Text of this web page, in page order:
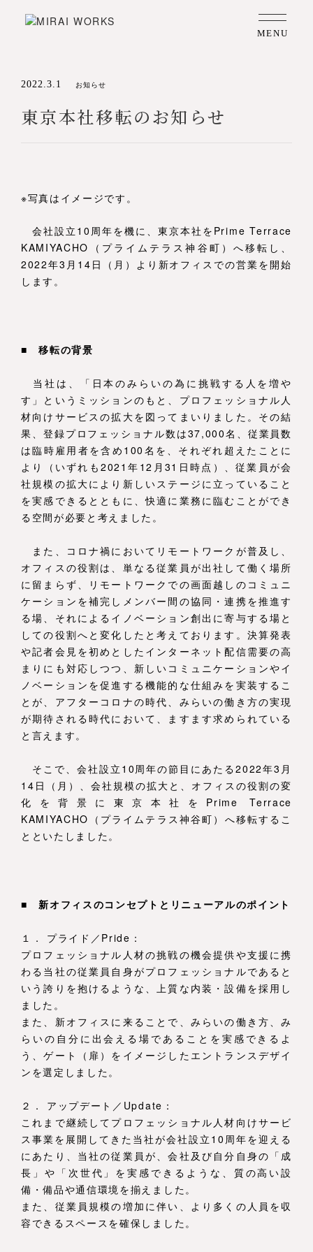
MENU
2022.3.1 お知らせ
東京本社移転のお知らせ
※写真はイメージです。
会社設立10周年を機に、東京本社をPrime Terrace
KAMIYACHO（プライムテラス神谷町）へ移転し、
2022年3月14日（月）より新オフィスでの営業を開始
します。
■ 移転の背景
当社は、「日本のみらいの為に挑戦する人を増や
す」というミッションのもと、プロフェッショナル人
材向けサービスの拡大を図ってまいりました。その結
果、登録プロフェッショナル数は37,000名、従業員数
は臨時雇用者を含め100名を、それぞれ超えたことに
より（いずれも2021年12月31日時点）、従業員が会
社規模の拡大により新しいステージに立っていること
を実感できるとともに、快適に業務に臨むことができ
る空間が必要と考えました。
また、コロナ禍においてリモートワークが普及し、
オフィスの役割は、単なる従業員が出社して働く場所
に留まらず、リモートワークでの画面越しのコミュニ
ケーションを補完しメンバー間の協同・連携を推進す
る場、それによるイノベーション創出に寄与する場と
しての役割へと変化したと考えております。決算発表
や記者会見を初めとしたインターネット配信需要の高
まりにも対応しつつ、新しいコミュニケーションやイ
ノベーションを促進する機能的な仕組みを実装するこ
とが、アフターコロナの時代、みらいの働き方の実現
が期待される時代において、ますます求められている
と言えます。
そこで、会社設立10周年の節目にあたる2022年3月
14日（月）、会社規模の拡大と、オフィスの役割の変
化を背景に東京本社をPrime Terrace
KAMIYACHO（プライムテラス神谷町）へ移転するこ
とといたしました。
■ 新オフィスのコンセプトとリニューアルのポイント
１． プライド／Pride：
プロフェッショナル人材の挑戦の機会提供や支援に携
わる当社の従業員自身がプロフェッショナルであると
いう誇りを抱けるような、上質な内装・設備を採用し
ました。
また、新オフィスに来ることで、みらいの働き方、み
らいの自分に出会える場であることを実感できるよ
う、ゲート（扉）をイメージしたエントランスデザイ
ンを選定しました。
２． アップデート／Update：
これまで継続してプロフェッショナル人材向けサービ
ス事業を展開してきた当社が会社設立10周年を迎える
にあたり、当社の従業員が、会社及び自分自身の「成
長」や「次世代」を実感できるような、質の高い設
備・備品や通信環境を揃えました。
また、従業員規模の増加に伴い、より多くの人員を収
容できるスペースを確保しました。